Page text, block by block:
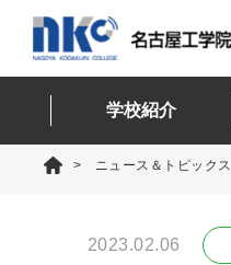
学校紹介
ニュース＆トピックス
2023.02.06